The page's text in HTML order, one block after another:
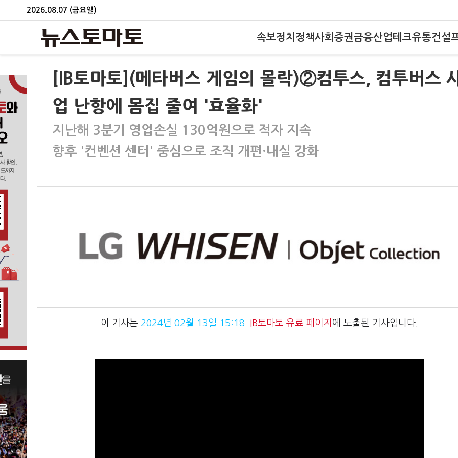
2026.08.07 (금요일)
속보정치 정책사회 증권금융산업테크유통건설
[IB토마토](메타버스 게임의 몰락)②컴투스, 컴투버스
업 난항에 몸집 줄여 '효율화'
지난해 3분기 영업손실 130억원으로 적자 지속
향후 '컨벤션 센터' 중심으로 조직 개편·내실 강화
이 기사는 2024년 02월 13일 15:18 IB토마토 유료 페이지 에 노출된 기사입니다.